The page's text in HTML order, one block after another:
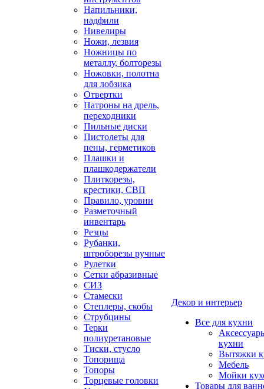
Напильники,
надфили
Нивелиры
Ножи, лезвия
Ножницы по
металлу, болторезы
Ножовки, полотна
для лобзика
Отвертки
Патроны на дрель,
переходники
Пильные диски
Пистолеты для
пены, герметиков
Плашки и
плашкодержатели
Плиткорезы,
крестики, СВП
Правило, уровни
Разметочный
инвентарь
Резцы
Рубанки,
штроборезы ручные
Рулетки
Сетки абразивные
СИЗ
Стамески
Степлеры, скобы
Струбцины
Терки
полиуретановые
Тиски, стусло
Топорища
Топоры
Торцевые головки
Декор и интерьер
Все для кухни
кухни
Вытяжки
Мебель
Мойки
Товары для